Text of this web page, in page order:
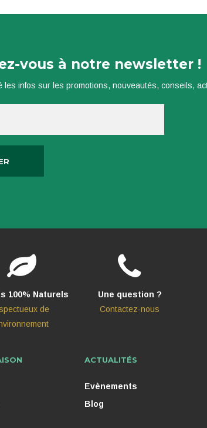
vous à notre newsletter !
les infos sur les promotions, nouveautés, conseils,
100% Naturels
de
Une question ?
Contactez-nous
ACTUALITÉS
Evènements
Blog